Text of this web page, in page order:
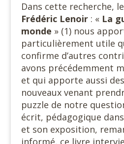
Dans cette recherche,
Frédéric Lenoir : « La
monde » (1) nous
particulièrement utile
confirme d’autres
avons précédemment
et qui apporte aussi
nouveaux venant
puzzle de notre
écrit, pédagogique
et son exposition,